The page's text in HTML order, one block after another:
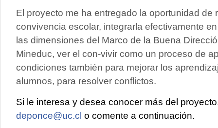
El proyecto me ha entregado la oportunidad de
convivencia escolar, integrarla efectivamente
las dimensiones del Marco de la Buena
Mineduc, ver el con-vivir como un proceso de
condiciones también para mejorar los
alumnos, para resolver conflictos.
Si le interesa y desea conocer más del
deponce@uc.cl o comente a continuación.